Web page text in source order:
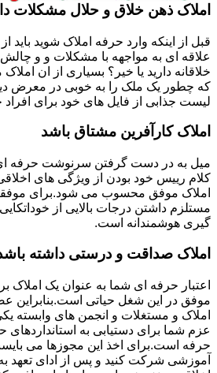
املاک ذهن خلاق و حلال مشکلات
قبل از اینکه وارد حرفه املاک شوید باید
علاقه ای به مواجهه با مشکلات و و چالش
خلاقانه دارید یا خیر؟ بسیاری از ان
که چطور یک ملک را به خوبی در معرض
لیست جذابی از فایل های خود برای افراد
املاک کارآفرین مشتاق باشد
میل به در دست گرفتن سرنوشت حرفه
کلام رییس خود بودن از ویژگی های
املاک موفق محسوب می شود.برای
مستلزم داشتن درجات بالایی از
گیری هوشمندانه است.
املاک صداقت و درستی داشته
اعتبار حرفه ای شما به عنوان یک
موفق در این شغل حیاتی است.بنابراین
املاک و مستغلات و انجمن های وابسته
عزم شما برای دستیابی به استانداردهای
حرفه است.برای اخذ این مجوزها می
آموزشی شرکت کنید و پس از ادای تعهد